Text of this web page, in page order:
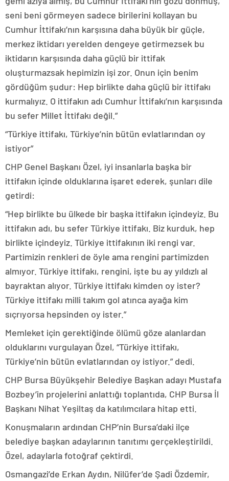
seni beni görmeyen sadece birilerini kollayan bu
Cumhur İttifakı’nın karşısına daha büyük bir güçle,
merkez iktidarı yerelden dengeye getirmezsek bu
iktidarın karşısında daha güçlü bir ittifak
oluşturmazsak hepimizin işi zor. Onun için benim
gördüğüm şudur: Hep birlikte daha güçlü bir ittifakı
kurmalıyız. O ittifakın adı Cumhur İttifakı’nın karşısında
bu sefer Millet İttifakı değil.”
“Türkiye ittifakı, Türkiye’nin bütün evlatlarından oy
istiyor”
CHP Genel Başkanı Özel, iyi insanlarla başka bir
ittifakın içinde olduklarına işaret ederek, şunları dile
getirdi:
“Hep birlikte bu ülkede bir başka ittifakın içindeyiz. Bu
ittifakın adı, bu sefer Türkiye ittifakı. Biz kurduk, hep
birlikte içindeyiz. Türkiye ittifakının iki rengi var.
Partimizin renkleri de öyle ama rengini partimizden
almıyor. Türkiye ittifakı, rengini, işte bu ay yıldızlı al
bayraktan alıyor. Türkiye ittifakı kimden oy ister?
Türkiye ittifakı milli takım gol atınca ayağa kim
sıçrıyorsa hepsinden oy ister.”
Memleket için gerektiğinde ölümü göze alanlardan
olduklarını vurgulayan Özel, “Türkiye ittifakı,
Türkiye’nin bütün evlatlarından oy istiyor.” dedi.
CHP Bursa Büyükşehir Belediye Başkan adayı Mustafa
Bozbey’in projelerini anlattığı toplantıda, CHP Bursa İl
Başkanı Nihat Yeşiltaş da katılımcılara hitap etti.
Konuşmaların ardından CHP’nin Bursa’daki ilçe
belediye başkan adaylarının tanıtımı gerçekleştirildi.
Özel, adaylarla fotoğraf çektirdi.
Osmangazi’de Erkan Aydın, Nilüfer’de Şadi Özdemir,